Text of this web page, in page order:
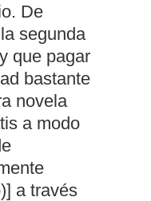
De
segunda
que pagar
bastante
novela
a modo
a través